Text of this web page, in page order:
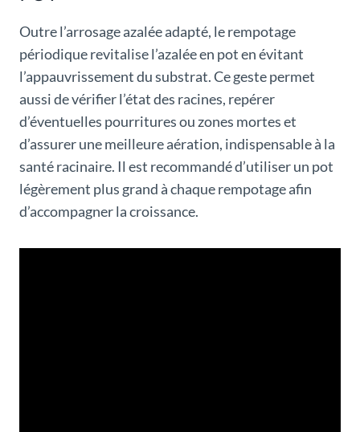
Outre l’arrosage azalée adapté, le rempotage
périodique revitalise l’azalée en pot en évitant
l’appauvrissement du substrat. Ce geste permet
aussi de vérifier l’état des racines, repérer
d’éventuelles pourritures ou zones mortes et
d’assurer une meilleure aération, indispensable à la
santé racinaire. Il est recommandé d’utiliser un pot
légèrement plus grand à chaque rempotage afin
d’accompagner la croissance.